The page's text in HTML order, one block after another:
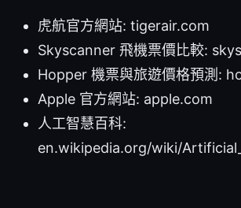
虎航官方網站: tigerair.com
Skyscanner 飛機票價比較:
Hopper 機票與旅遊價格預測:
Apple 官方網站: apple.com
人工智慧百科:
en.wikipedia.org/wiki/